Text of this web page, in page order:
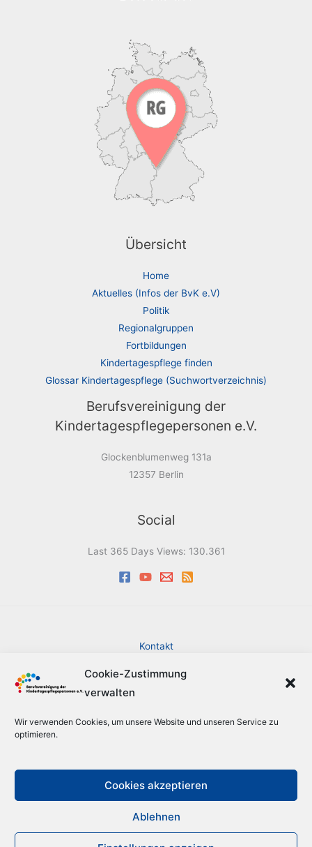
Cookie-Zustimmung
verwalten
Wir verwenden Cookies, um unsere Website und unseren Service zu
optimieren.
Cookies akzeptieren
Ablehnen
Übersicht
Home
Aktuelles (Infos der BvK e.V)
Politik
Regionalgruppen
Fortbildungen
Kindertagespflege finden
Glossar Kindertagespflege (Suchwortverzeichnis)
Berufsvereinigung der
Kindertagespflegepersonen e.V.
Glockenblumenweg 131a
12357 Berlin
Social
Last 365 Days Views: 130.361
Kontakt
Datenschutzerklärung
Cookie-Richtlinie (EU)
Barrierefreiheit
Copyright © 2026 Berufsvereinigung der Kindertagespflegepersonen